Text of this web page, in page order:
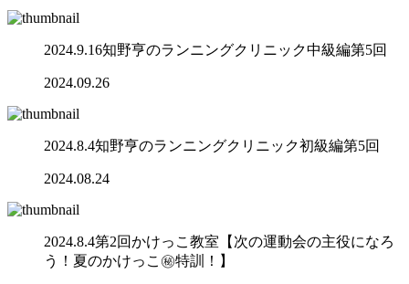
2024.9.16知野亨のランニングクリニック中級編第5回
2024.09.26
2024.8.4知野亨のランニングクリニック初級編第5回
2024.08.24
2024.8.4第2回かけっこ教室【次の運動会の主役になろ
う！夏のかけっこ㊙️特訓！】